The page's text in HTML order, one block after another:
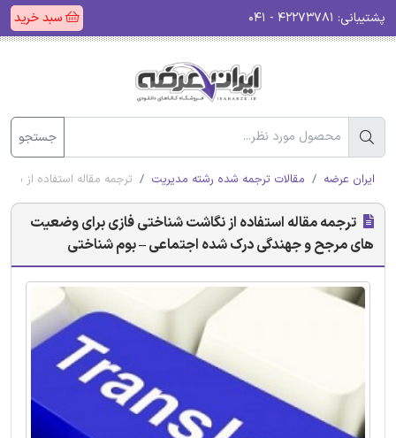
پشتیبانی: سبد خرید
جستجو
ایران عرضه مقالات ترجمه شده رشته مدیریت ترجمه مقاله استفاده از
ترجمه مقاله استفاده از نگاشت شناختی فازی برای وضعیت
های مرجح و جهندگی درک شده اجتماعی – بوم شناختی